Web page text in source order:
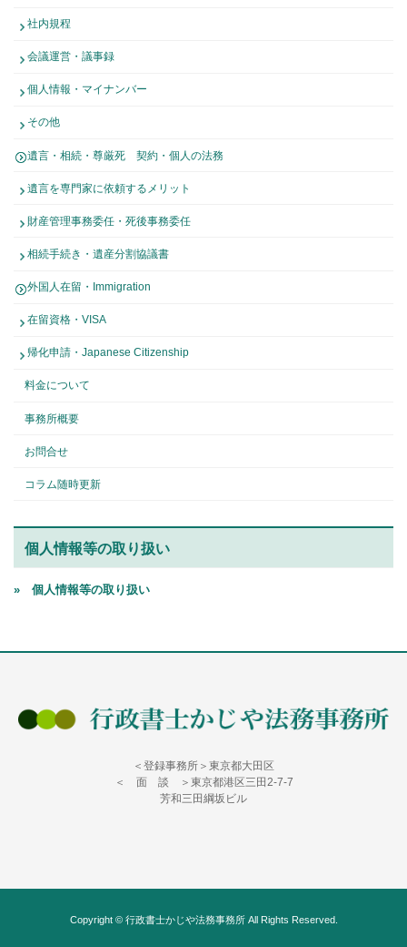
社内規程
会議運営・議事録
個人情報・マイナンバー
その他
遺言・相続・尊厳死 契約・個人の法務
遺言を専門家に依頼するメリット
財産管理事務委任・死後事務委任
相続手続き・遺産分割協議書
外国人在留・Immigration
在留資格・VISA
帰化申請・Japanese Citizenship
料金について
事務所概要
お問合せ
コラム随時更新
個人情報等の取り扱い
» 個人情報等の取り扱い
＜登録事務所＞東京都大田区
＜ 面 談 ＞東京都港区三田2-7-7
芳和三田綱坂ビル
Copyright © 行政書士かじや法務事務所 All Rights Reserved.